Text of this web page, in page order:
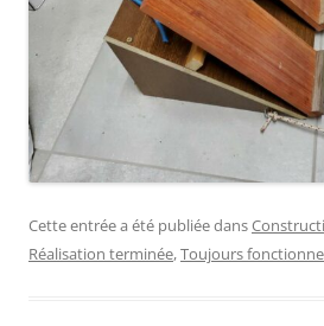
Cette entrée a été publiée dans
Réalisation terminée,Toujours